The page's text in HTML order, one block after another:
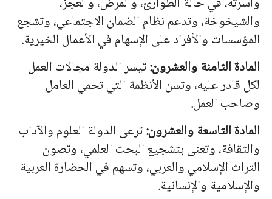
والشيخوخة، وتدعم نظام الضمان الاجتماعي، وتشجع
المؤسسات والأفراد على الإسهام في الأعمال الخيرية.
المادة الثامنة والعشرون:تيسر الدولة مجالات العمل
لكل قادر عليه، وتسن الأنظمة التي تحمي العامل
وصاحب العمل.
المادة التاسعة والعشرون:ترعى الدولة العلوم والآداب
والثقافة، وتعنى بتشجيع البحث العلمي، وتصون
التراث الإسلامي والعربي، وتسهم في الحضارة العربية
والإسلامية والإنسانية.